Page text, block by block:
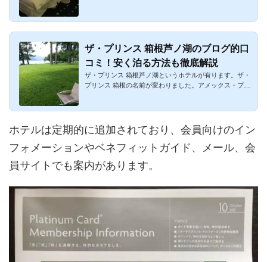
ザ・プリンス 箱根芦ノ湖のブログ的口
コミ！安く泊る方法も徹底解説
ザ・プリンス 箱根芦ノ湖というホテルが有ります。ザ・
プリンス 箱根の名前が変わりました。アメックス・プラ
ホテルは定期的に追加されており、会員向けのイン
フォメーションやベネフィットガイド、メール、会
員サイトでも案内があります。